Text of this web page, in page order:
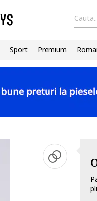
Cauta...
Sport Premium